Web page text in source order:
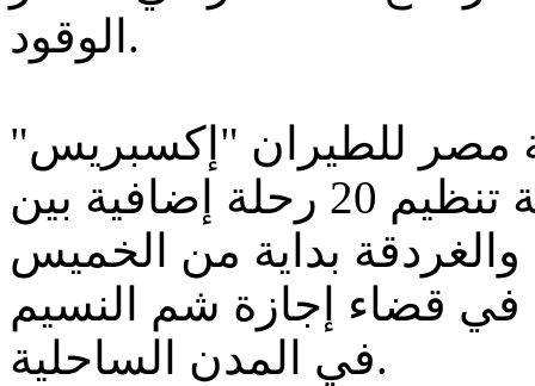
الوقود.
مصر للطيران "إكسبريس"
للخطوط الداخلية والإقليمية تنظيم 20 رحلة إضافية بين
بداية من الخميس
في قضاء إجازة شم النسيم
في المدن الساحلية.